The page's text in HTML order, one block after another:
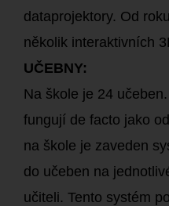
dataprojektory. Od
několik interaktivních
UČEBNY:
Na škole je 24
fungují de facto jako
na škole je zaveden
do učeben na
učiteli. Tento systém